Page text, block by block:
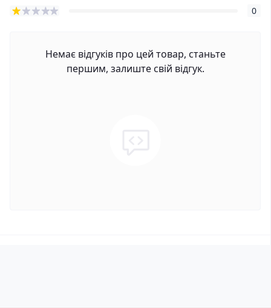
0
Немає відгуків про цей товар, станьте
першим, залиште свій відгук.